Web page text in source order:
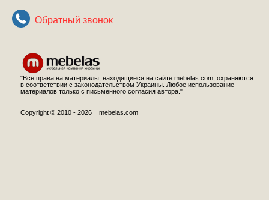
Обратный звонок
"Все права на материалы, находящиеся на сайте mebelas.com, охраняются
в соответствии с законодательством Украины. Любое использование
материалов только с письменного согласия автора."
Copyright © 2010 - 2026 mebelas.com